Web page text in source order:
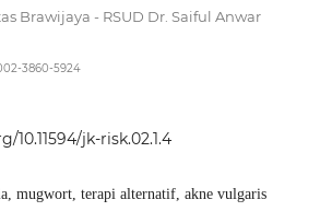
Brawijaya - RSUD Dr. Saiful Anwar
3860-5924
10.11594/jk-risk.02.1.4
mugwort, terapi alternatif, akne vulgaris